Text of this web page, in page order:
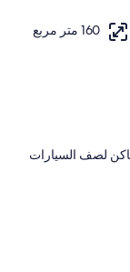
160 متر مربع
لصف السيارات